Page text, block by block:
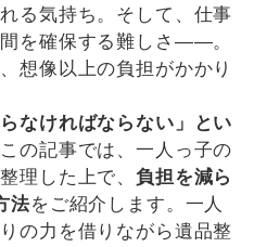
る気持ち。そして、仕事
を確保する難しさ——。
想像以上の負担がかかり
なければならない」とい
の記事では、一人っ子の
理した上で、負担を減ら
法をご紹介します。一人
の力を借りながら遺品整